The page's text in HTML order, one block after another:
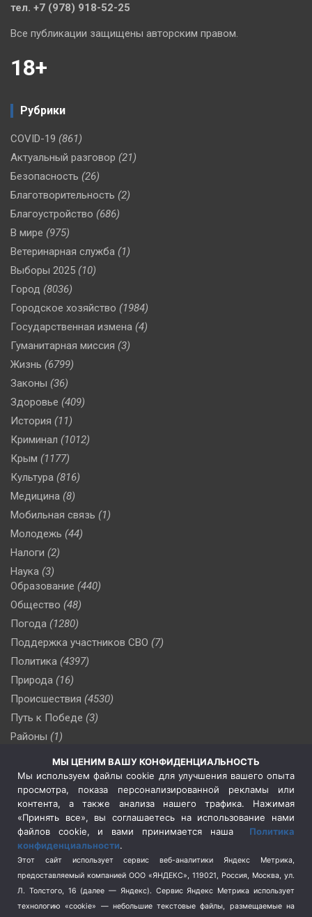
тел. +7 (978) 918-52-25
Все публикации защищены авторским правом.
18+
Рубрики
COVID-19 (861)
Актуальный разговор (21)
Безопасность (26)
Благотворительность (2)
Благоустройство (686)
В мире (975)
Ветеринарная служба (1)
Выборы 2025 (10)
Город (8036)
Городское хозяйство (1984)
Государственная измена (4)
Гуманитарная миссия (3)
Жизнь (6799)
Законы (36)
Здоровье (409)
История (11)
Криминал (1012)
Крым (1177)
Культура (816)
Медицина (8)
Мобильная связь (1)
Молодежь (44)
Налоги (2)
Наука (3)
Образование (440)
Общество (48)
Погода (1280)
Поддержка участников СВО (7)
Политика (4397)
Природа (16)
Происшествия (4530)
Путь к Победе (3)
Районы (1)
(510)
Сельское хозяйство (3)
Социальная политика
(3)
Спецоперация в Украине
Спецоперация на Украине
(404)
Спорт (740)
Терроризм (1)
Транспорт (262)
МЫ ЦЕНИМ ВАШУ КОНФИДЕНЦИАЛЬНОСТЬ
Мы используем файлы cookie для улучшения вашего опыта
просмотра, показа персонализированной рекламы или
контента, а также анализа нашего трафика. Нажимая
«Принять все», вы соглашаетесь на использование нами
файлов cookie, и вами принимается наша Политика
конфиденциальности.
Этот сайт использует сервис веб-аналитики Яндекс Метрика,
предоставляемый компанией ООО «ЯНДЕКС», 119021, Россия, Москва, ул.
Л. Толстого, 16 (далее — Яндекс). Сервис Яндекс Метрика использует
технологию «cookie» — небольшие текстовые файлы, размещаемые на